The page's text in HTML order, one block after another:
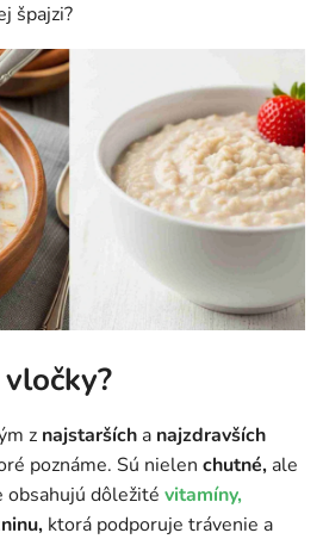
špajzi?
z najstarších a najzdravších
poznáme. Sú nielen chutné, ale
obsahujú dôležité vitamíny,
ktorá podporuje trávenie a